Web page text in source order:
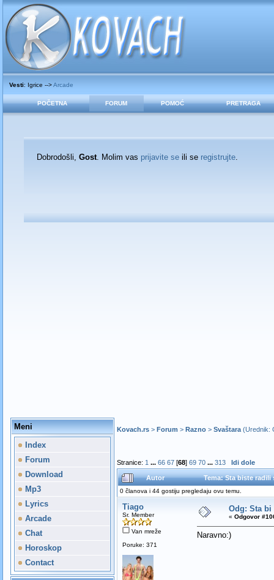
Vesti: Igrice -->Arcade
POČETNA FORUM POMOĆ PRETRAGA
Dobrodošli, Gost. Molim vas prijavite seili se registrujte.
Meni
Index
Forum
Download
Mp3
Lyrics
Arcade
Chat
Horoskop
Contact
Kovach.rs> Forum > Razno> Svaštara(Urednik:
Stranice: 1 ... 66 67[68] 69 70 ... 313 Idi dole
Autor Tema: Sta biste
0 članova i 44 gostiju pregledaju ovu temu.
Tiago
Sr. Member
Van mreže
Poruke: 371
Odg: Sta
« Odgovor
Naravno:)